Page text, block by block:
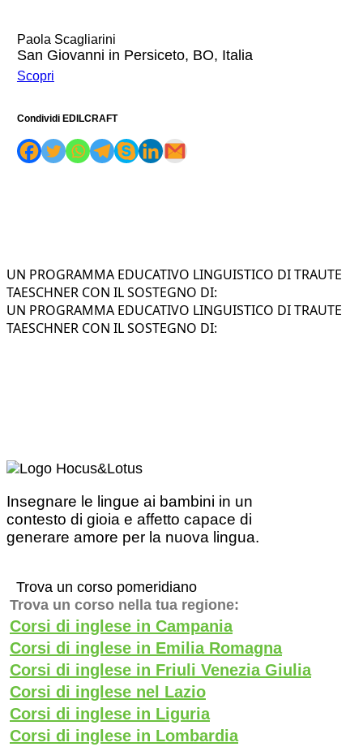
Paola Scagliarini
San Giovanni in Persiceto, BO, Italia
Scopri
Condividi EDILCRAFT
UN PROGRAMMA EDUCATIVO LINGUISTICO DI TRAUTE
TAESCHNER CON IL SOSTEGNO DI:
UN PROGRAMMA EDUCATIVO LINGUISTICO DI TRAUTE
TAESCHNER CON IL SOSTEGNO DI:
Insegnare le lingue ai bambini in un
contesto di gioia e affetto capace di
generare amore per la nuova lingua.
Trova un corso pomeridiano
Trova un corso nella tua regione:
Corsi di inglese in Campania
Corsi di inglese in Emilia Romagna
Corsi di inglese in Friuli Venezia Giulia
Corsi di inglese nel Lazio
Corsi di inglese in Liguria
Corsi di inglese in Lombardia